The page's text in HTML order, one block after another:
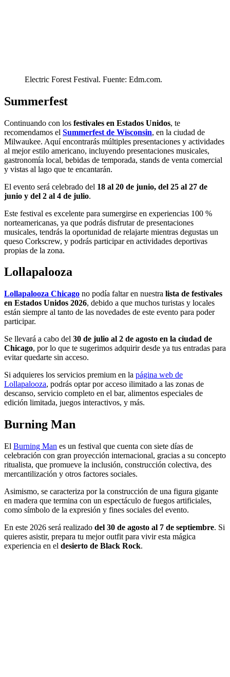
Electric Forest Festival. Fuente: Edm.com.
Summerfest
Continuando con los festivales en Estados Unidos, te
recomendamos el Summerfest de Wisconsin, en la ciudad de
Milwaukee. Aquí encontrarás múltiples presentaciones y actividades
al mejor estilo americano, incluyendo presentaciones musicales,
gastronomía local, bebidas de temporada, stands de venta comercial
y vistas al lago que te encantarán.
El evento será celebrado del 18 al 20 de junio, del 25 al 27 de
junio y del 2 al 4 de julio.
Este festival es excelente para sumergirse en experiencias 100 %
norteamericanas, ya que podrás disfrutar de presentaciones
musicales, tendrás la oportunidad de relajarte mientras degustas un
queso Corkscrew, y podrás participar en actividades deportivas
propias de la zona.
Lollapalooza
Lollapalooza Chicago no podía faltar en nuestra lista de festivales
en Estados Unidos 2026, debido a que muchos turistas y locales
están siempre al tanto de las novedades de este evento para poder
participar.
Se llevará a cabo del 30 de julio al 2 de agosto en la ciudad de
Chicago, por lo que te sugerimos adquirir desde ya tus entradas para
evitar quedarte sin acceso.
Si adquieres los servicios premium en la página web de
Lollapalooza, podrás optar por acceso ilimitado a las zonas de
descanso, servicio completo en el bar, alimentos especiales de
edición limitada, juegos interactivos, y más.
Burning Man
El Burning Man es un festival que cuenta con siete días de
celebración con gran proyección internacional, gracias a su concepto
ritualista, que promueve la inclusión, construcción colectiva, des
mercantilización y otros factores sociales.
Asimismo, se caracteriza por la construcción de una figura gigante
en madera que termina con un espectáculo de fuegos artificiales,
como símbolo de la expresión y fines sociales del evento.
En este 2026 será realizado del 30 de agosto al 7 de septiembre. Si
quieres asistir, prepara tu mejor outfit para vivir esta mágica
experiencia en el desierto de Black Rock.